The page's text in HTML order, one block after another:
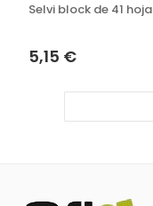
Selvi block de 41
5,15 €